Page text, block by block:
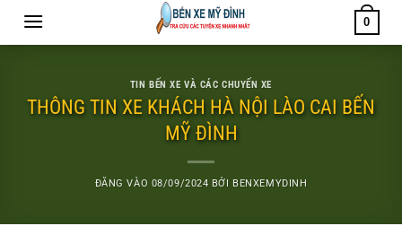
0
TIN BẾN XE VÀ CÁC CHUYẾN XE
THÔNG TIN XE KHÁCH HÀ NỘI LÀO CAI BẾN
MỸ ĐÌNH
ĐĂNG VÀO 08/09/2024 BỞI BENXEMYDINH